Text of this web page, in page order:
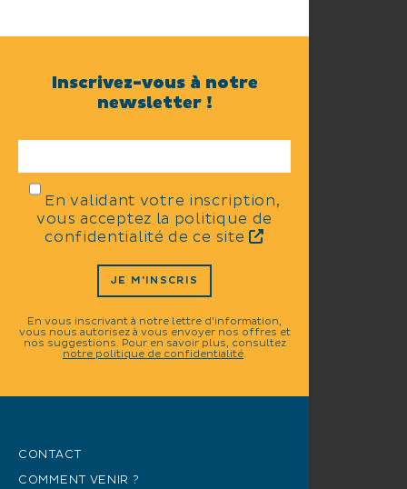
Inscrivez-vous à notre
newsletter !
En validant votre inscription,
vous acceptez la politique de
confidentialité de ce site
JE M'INSCRIS
En vous inscrivant à notre lettre d'information,
vous nous autorisez à vous envoyer nos offres et
nos suggestions. Pour en savoir plus, consultez
notre politique de confidentialité.
CONTACT
COMMENT VENIR ?